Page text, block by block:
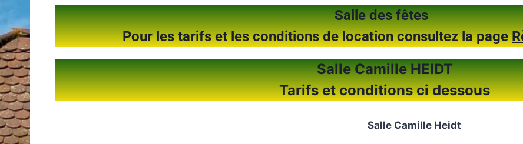
Salle des fêtes
Pour les tarifs et les conditions de location consultez la page
Salle Camille HEIDT
Tarifs et conditions ci dessous
Salle Camille Heidt